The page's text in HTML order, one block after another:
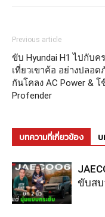
Previous article
ขับ Hyundai H1 ไปกับค
เที่ยวเขาค้อ อย่างปลอด
กันโคลง AC Power &
Profender
บทความที่เกี่ยวข้อง บ
ขับสบ